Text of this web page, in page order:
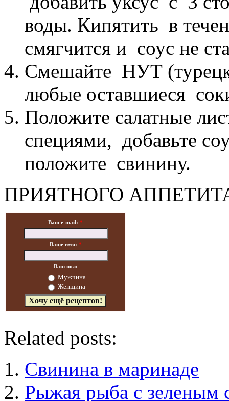
воды. Кипятить в
смягчится и соус не
Смешайте НУТ
любые оставшиеся
Положите салатные
специями, добавьте
положите свинину.
ПРИЯТНОГО
Ваш e-mail: *
Ваше имя: *
Ваш пол:
Мужчина
Женщина
Related posts:
Свинина в маринаде
Рыжая рыба с зеленым